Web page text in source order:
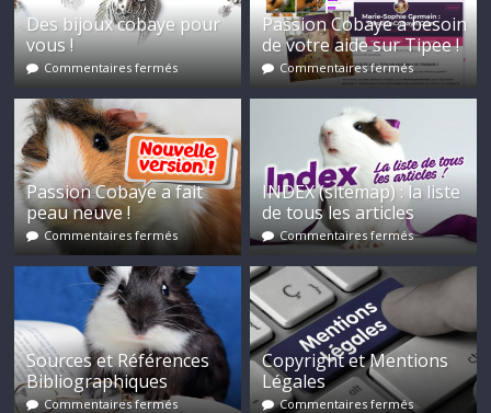
Des bijoux cobaye pour
vous !
Commentaires fermés
Passion Cobaye a besoin
de votre aide sur Tipee !
Commentaires fermés
Passion Cobaye a fait
peau neuve !
Commentaires fermés
INDEX (sitemap) : la liste
de tous les articles
Commentaires fermés
Sources et Références
Bibliographiques
Commentaires fermés
Copyright et Mentions
Légales
Commentaires fermés